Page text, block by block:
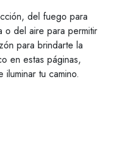
del fuego para
o del aire para permitir
para brindarte la
en estas páginas,
tu camino.